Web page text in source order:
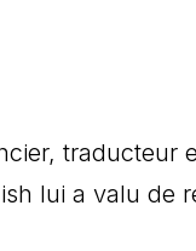
traducteur
lui a valu de